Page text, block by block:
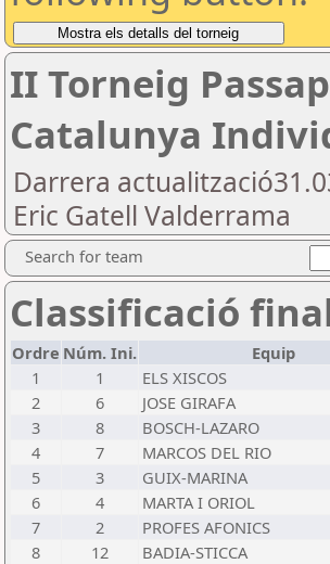
II Torneig
Catalunya
Darrera
Eric Gatell Valderrama
Search for team
Classificació
Ordre Núm. Ini. Equip
1
1 ELS XISCOS
2
6 JOSE GIRAFA
3
8 BOSCH-LAZARO
4
7 MARCOS DEL RIO
5
3 GUIX-MARINA
6
4 MARTA I ORIOL
7
2 PROFES AFONICS
8
12 BADIA-STICCA